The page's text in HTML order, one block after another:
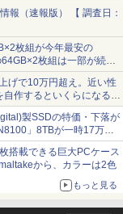
報（速報版） 【 調査日：
枚組が今年最安の
枚組は一部が続騰
格]
げで10万円超え。近い性
作するといくらになる？
肴にPCゲーム』】
製SSDの特価・下落が
」8TBが一時17万円
価格]
搭載できる巨大PCケース
から、カラーは2色
もっと見る